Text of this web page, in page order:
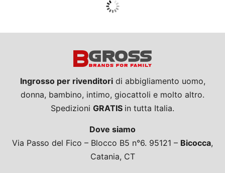
Guarda tutto
Ingrosso per rivenditoridi abbigliamento uomo,
donna, bambino, intimo, giocattoli e molto altro.
Spedizioni GRATIS in tutta Italia.
Dove siamo
Via Passo del Fico – Blocco B5 n°6. 95121 – Bicocca,
Catania, CT